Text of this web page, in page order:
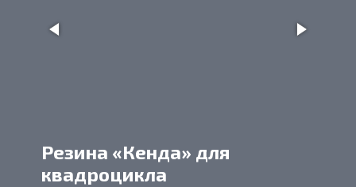
Резина «Кенда» для
квадроцикла